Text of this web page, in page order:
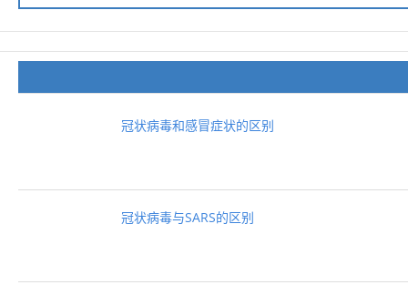
冠状病毒和感冒症状的区别
冠状病毒与SARS的区别